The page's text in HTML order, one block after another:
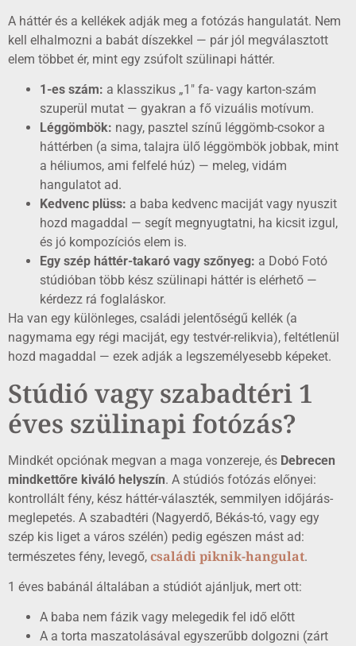
A háttér és a kellékek adják meg a fotózás hangulatát. Nem
kell elhalmozni a babát díszekkel — pár jól megválasztott
elem többet ér, mint egy zsúfolt szülinapi háttér.
1-es szám: a klasszikus „1″ fa- vagy karton-szám
szuperül mutat — gyakran a fő vizuális motívum.
Léggömbök: nagy, pasztel színű léggömb-csokor a
háttérben (a sima, talajra ülő léggömbök jobbak, mint
a héliumos, ami felfelé húz) — meleg, vidám
hangulatot ad.
Kedvenc plüss: a baba kedvenc maciját vagy nyuszit
hozd magaddal — segít megnyugtatni, ha kicsit izgul,
és jó kompozíciós elem is.
Egy szép háttér-takaró vagy szőnyeg: a Dobó Fotó
stúdióban több kész szülinapi háttér is elérhető —
kérdezz rá foglaláskor.
Ha van egy különleges, családi jelentőségű kellék (a
nagymama egy régi maciját, egy testvér-relikvia), feltétlenül
hozd magaddal — ezek adják a legszemélyesebb képeket.
Stúdió vagy szabadtéri 1
éves szülinapi fotózás?
Mindkét opciónak megvan a maga vonzereje, és Debrecen
mindkettőre kiváló helyszín. A stúdiós fotózás előnyei:
kontrollált fény, kész háttér-választék, semmilyen időjárás-
meglepetés. A szabadtéri (Nagyerdő, Békás-tó, vagy egy
szép kis liget a város szélén) pedig egészen mást ad:
természetes fény, levegő, családi piknik-hangulat.
1 éves babánál általában a stúdiót ajánljuk, mert ott:
A baba nem fázik vagy melegedik fel idő előtt
A a torta maszatolásával egyszerűbb dolgozni (zárt